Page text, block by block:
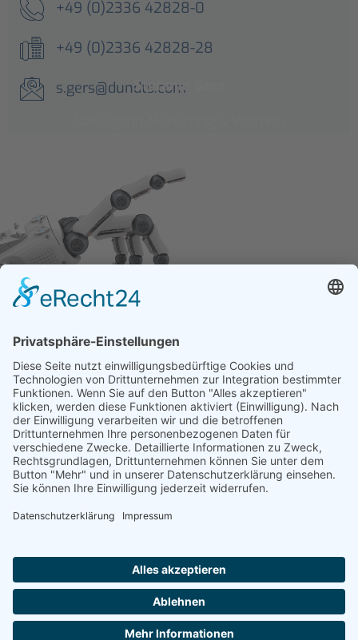
+49 (0)2336 42828-0
+49 (0)2336 42828-28
s.gers@dundts.com
Stefanie Gers
© 2026D&TS GmbH. All rights reserved.
Impressum
Datenschutz